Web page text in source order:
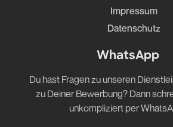
Impressum
Datenschutz
WhatsApp
Du hast Fragen zu unseren
zu Deiner Bewerbung? Dann
unkompliziert per